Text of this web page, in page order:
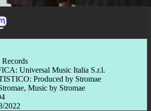
Universal Music Italia S.r.l.
Produced by Stromae
Music by Stromae
2022